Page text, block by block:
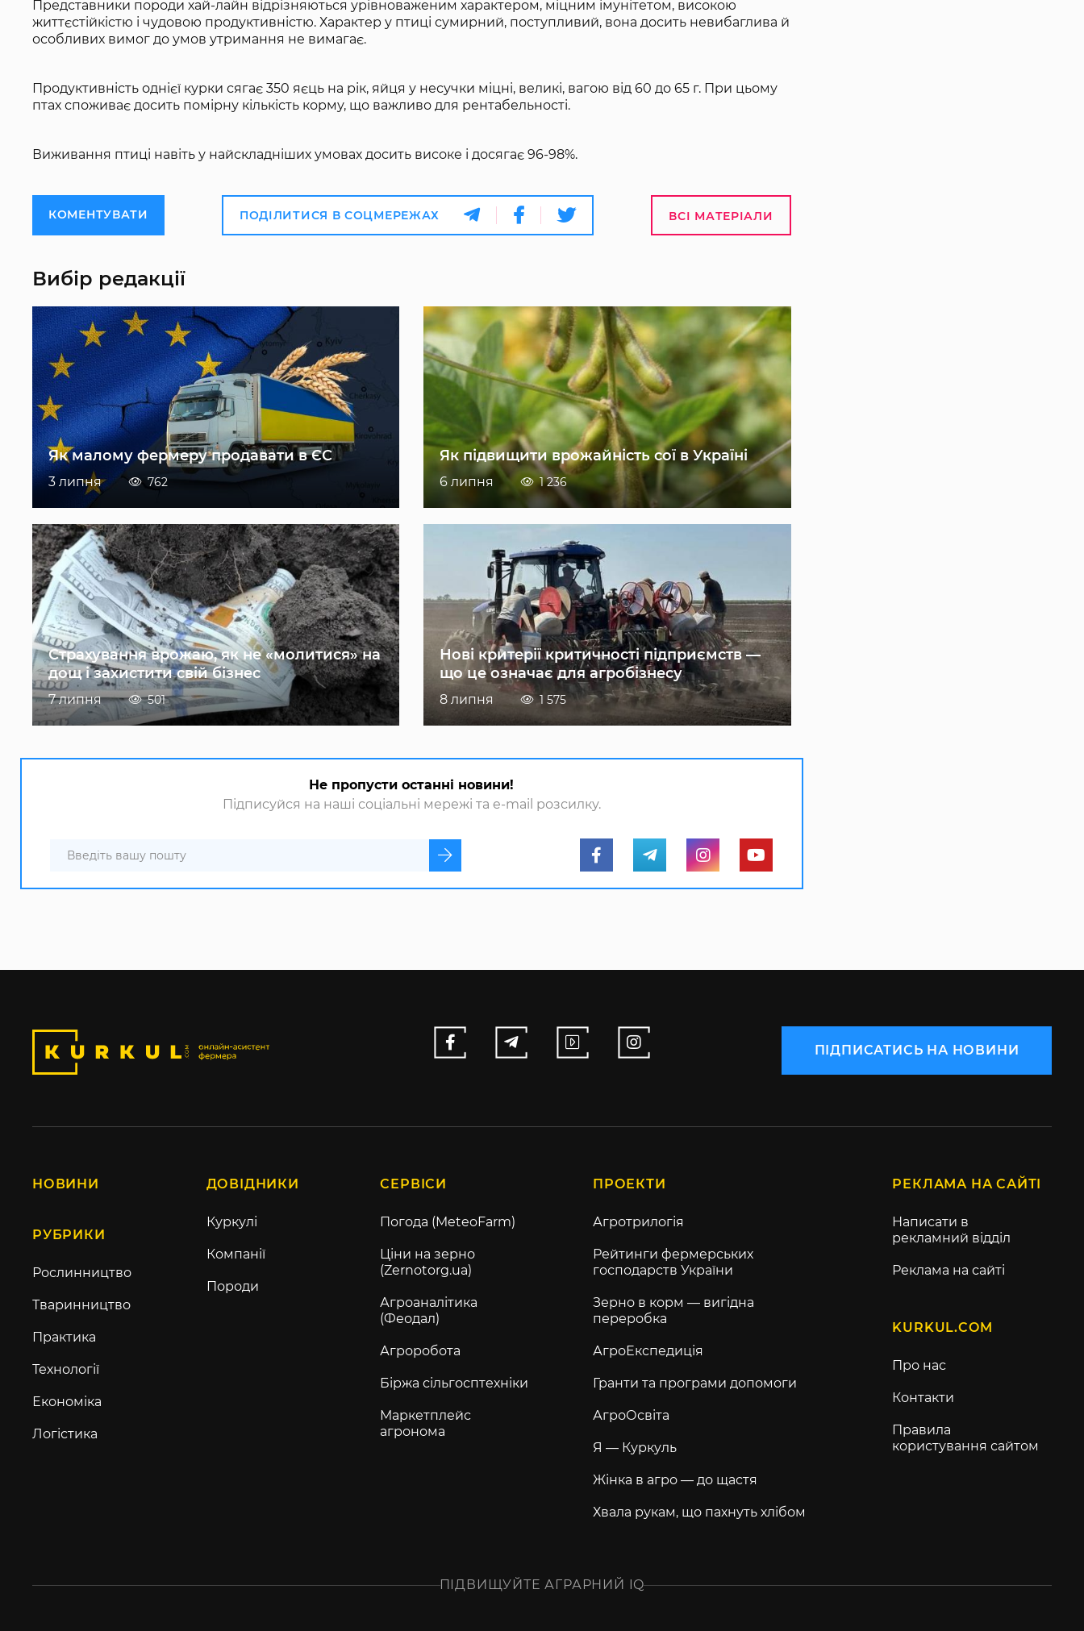
Представники породи хай-лайн відрізняються урівноваженим характером, міцним імунітетом, високою
життєстійкістю і чудовою продуктивністю. Характер у птиці сумирний, поступливий, вона досить невибаглива й
особливих вимог до умов утримання не вимагає.
Продуктивність однієї курки сягає 350 яєць на рік, яйця у несучки міцні, великі, вагою від 60 до 65 г. При цьому
птах споживає досить помірну кількість корму, що важливо для рентабельності.
Виживання птиці навіть у найскладніших умовах досить високе і досягає 96-98%.
КОМЕНТУВАТИ ПОДІЛИТИСЯ В СОЦМЕРЕЖАХ ВСІ МАТЕРІАЛИ
Вибір редакції
Як малому фермеру продавати в ЄС
3 липня 762
Як підвищити врожайність сої в Україні
6 липня 1 236
Страхування врожаю, як не «молитися» на
дощ і захистити свій бізнес
7 липня 501
Нові критерії критичності підприємств —
що це означає для агробізнесу
8 липня 1 575
Не пропусти останні новини!
Підписуйся на наші соціальні мережі та e-mail розсилку.
ПІДПИСАТИСЬ НА НОВИНИ
НОВИНИ
РУБРИКИ
Рослинництво
Тваринництво
Практика
Технології
Економіка
Логістика
ДОВІДНИКИ
Куркулі
Компанії
Породи
СЕРВІСИ
Погода (MeteoFarm)
Ціни на зерно
(Zernotorg.ua)
Агроаналітика
(Феодал)
Агроробота
Біржа сільгосптехніки
Маркетплейс
агронома
ПРОЕКТИ
Агротрилогія
Рейтинги фермерських
господарств України
Зерно в корм — вигідна
переробка
АгроЕкспедиція
Гранти та програми допомоги
АгроОсвіта
Я — Куркуль
Жінка в агро — до щастя
Хвала рукам, що пахнуть хлібом
РЕКЛАМА НА САЙТІ
Написати в
рекламний відділ
Реклама на сайті
KURKUL.COM
Про нас
Контакти
Правила
користування сайтом
ПІДВИЩУЙТЕ АГРАРНИЙ IQ